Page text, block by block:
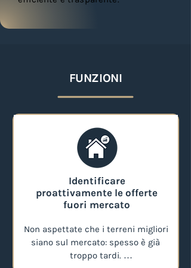
FUNZIONI
Identificare
proattivamente le offerte
fuori mercato
Non aspettate che i terreni migliori
siano sul mercato: spesso è già
troppo tardi.